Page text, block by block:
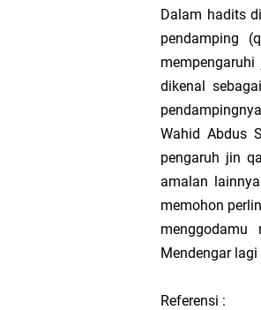
Dalam hadits
pendamping
dikenal
Wahid Abdus
pengaruh jin
amalan
memohon
Mendengar
Referensi :